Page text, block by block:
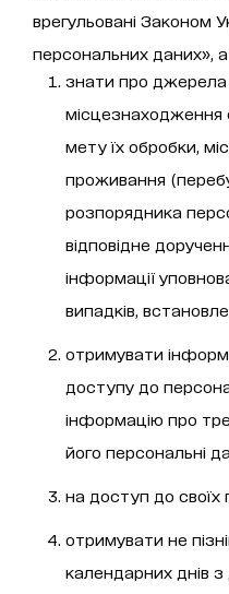
врегульовані Законом
персональних даних»,
знати про джерела
місцезнаходження
мету їх обробки,
проживання
розпорядника
відповідне
інформації
випадків,
отримувати
доступу до
інформацію про
його персональні
на доступ до своїх
отримувати не
календарних днів